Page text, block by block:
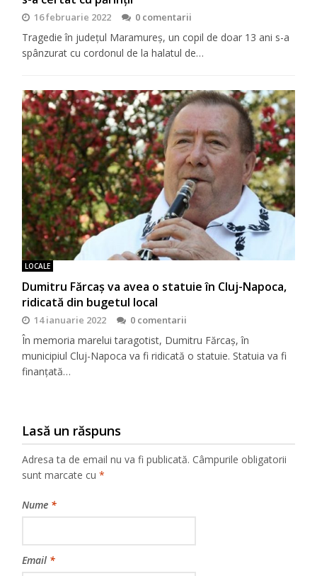
16 februarie 2022 0 comentarii
Tragedie în județul Maramureș, un copil de doar 13 ani s-a
spânzurat cu cordonul de la halatul de…
LOCALE
Dumitru Fărcaș va avea o statuie în Cluj-Napoca,
ridicată din bugetul local
14 ianuarie 2022 0 comentarii
În memoria marelui taragotist, Dumitru Fărcaș, în
municipiul Cluj-Napoca va fi ridicată o statuie. Statuia va fi
finanțată…
Lasă un răspuns
Adresa ta de email nu va fi publicată. Câmpurile obligatorii
sunt marcate cu*
Nume *
Email *